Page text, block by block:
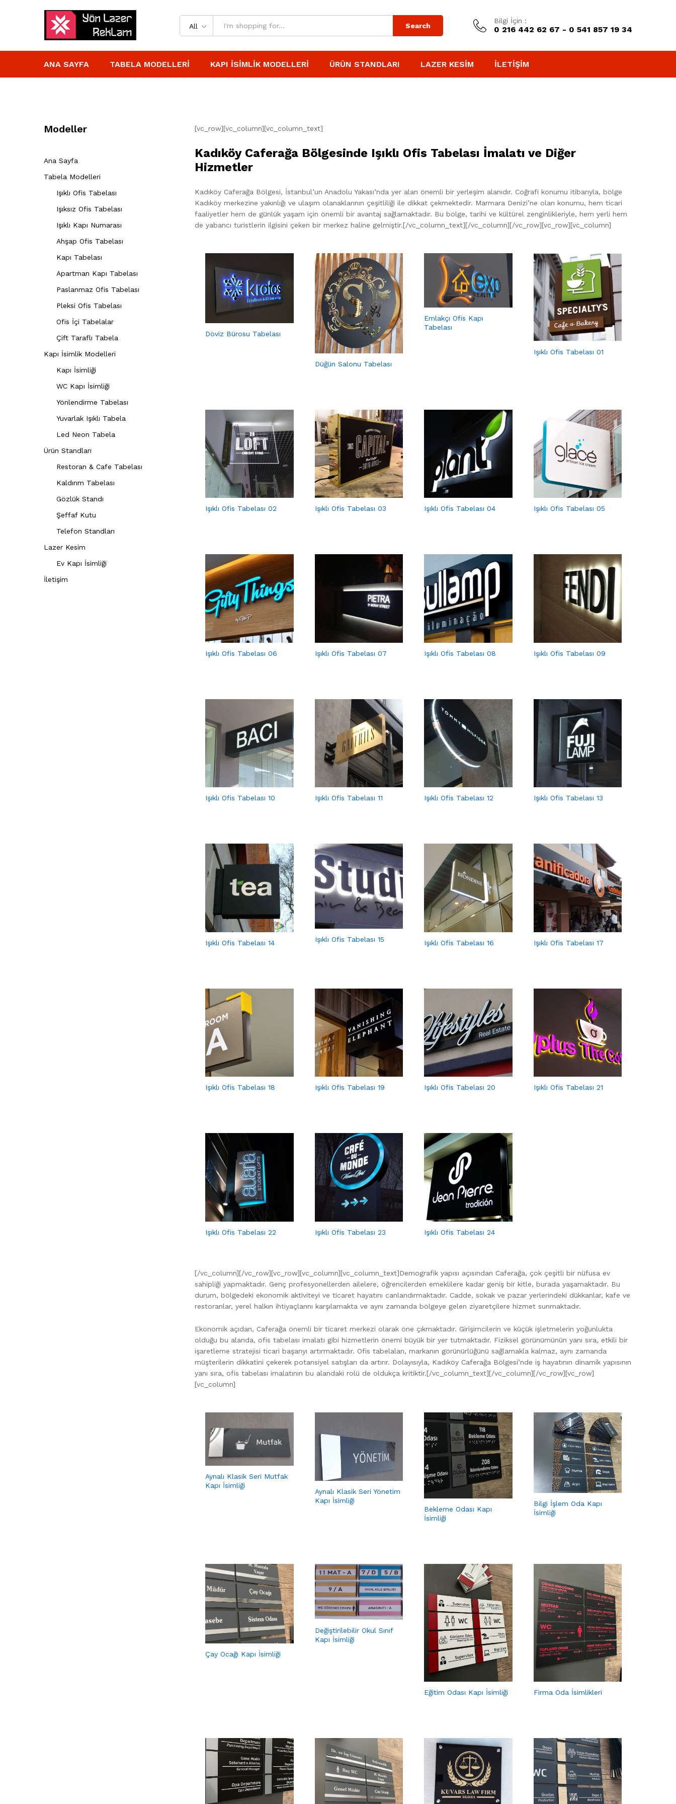
All Search
Bilgi İçin :
0 216 442 62 67 - 0 541 857 19 34
ANA SAYFA TABELA MODELLERI KAPI İSIMLIK MODELLERI ÜRÜN STANDLARI LAZER KESIM İLETIŞIM
[vc_row][vc_column][vc_column_text]
Kadıköy Caferağa Bölgesinde Işıklı Ofis Tabelası İmalatı ve Diğer
Hizmetler
Kadıköy Caferağa Bölgesi, İstanbul’un Anadolu Yakası’nda yer alan önemli bir yerleşim alanıdır. Coğrafi konumu itibarıyla, bölge
Kadıköy merkezine yakınlığı ve ulaşım olanaklarının çeşitliliği ile dikkat çekmektedir. Marmara Denizi’ne olan konumu, hem ticari
faaliyetler hem de günlük yaşam için önemli bir avantaj sağlamaktadır. Bu bölge, tarihi ve kültürel zenginlikleriyle, hem yerli hem
de yabancı turistlerin ilgisini çeken bir merkez haline gelmiştir.[/vc_column_text][/vc_column][/vc_row][vc_row][vc_column]
Döviz Bürosu Tabelası
Düğün Salonu Tabelası
Emlakçı Ofis Kapı
Tabelası
Işıklı Ofis Tabelası 01
Işıklı Ofis Tabelası 02 Işıklı Ofis Tabelası 03 Işıklı Ofis Tabelası 04 Işıklı Ofis Tabelası 05
Işıklı Ofis Tabelası 06 Işıklı Ofis Tabelası 07 Işıklı Ofis Tabelası 08 Işıklı Ofis Tabelası 09
Işıklı Ofis Tabelası 10 Işıklı Ofis Tabelası 11 Işıklı Ofis Tabelası 12 Işıklı Ofis Tabelası 13
Işıklı Ofis Tabelası 14 Işıklı Ofis Tabelası 15 Işıklı Ofis Tabelası 16 Işıklı Ofis Tabelası 17
Işıklı Ofis Tabelası 18 Işıklı Ofis Tabelası 19 Işıklı Ofis Tabelası 20 Işıklı Ofis Tabelası 21
Işıklı Ofis Tabelası 22 Işıklı Ofis Tabelası 23 Işıklı Ofis Tabelası 24
[/vc_column][/vc_row][vc_row][vc_column][vc_column_text]Demografik yapısı açısından Caferağa, çok çeşitli bir nüfusa ev
sahipliği yapmaktadır. Genç profesyonellerden ailelere, öğrencilerden emeklilere kadar geniş bir kitle, burada yaşamaktadır. Bu
durum, bölgedeki ekonomik aktiviteyi ve ticaret hayatını canlandırmaktadır. Cadde, sokak ve pazar yerlerindeki dükkanlar, kafe ve
restoranlar, yerel halkın ihtiyaçlarını karşılamakta ve aynı zamanda bölgeye gelen ziyaretçilere hizmet sunmaktadır.
Ekonomik açıdan, Caferağa önemli bir ticaret merkezi olarak öne çıkmaktadır. Girişimcilerin ve küçük işletmelerin yoğunlukta
olduğu bu alanda, ofis tabelası imalatı gibi hizmetlerin önemi büyük bir yer tutmaktadır. Fiziksel görünümünün yanı sıra, etkili bir
işaretleme stratejisi ticari başarıyı artırmaktadır. Ofis tabelaları, markanın görünürlüğünü sağlamakla kalmaz, aynı zamanda
müşterilerin dikkatini çekerek potansiyel satışları da artırır. Dolayısıyla, Kadıköy Caferağa Bölgesi’nde iş hayatının dinamik yapısının
yanı sıra, ofis tabelası imalatının bu alandaki rolü de oldukça kritiktir.[/vc_column_text][/vc_column][/vc_row][vc_row]
[vc_column]
Aynalı Klasik Seri Mutfak
Kapı İsimliği
Aynalı Klasik Seri Yönetim
Kapı İsimliği
Bekleme Odası Kapı
İsimliği
Bilgi İşlem Oda Kapı
İsimliği
Çay Ocağı Kapı İsimliği
Değiştirilebilir Okul Sınıf
Kapı İsimliği
Eğitim Odası Kapı İsimliği Firma Oda İsimlikleri
Modeller
Ana Sayfa
Tabela Modelleri
Işıklı Ofis Tabelası
Işıksız Ofis Tabelası
Işıklı Kapı Numarası
Ahşap Ofis Tabelası
Kapı Tabelası
Apartman Kapı Tabelası
Paslanmaz Ofis Tabelası
Pleksi Ofis Tabelası
Ofis İçi Tabelalar
Çift Taraflı Tabela
Kapı İsimlik Modelleri
Kapı İsimliği
WC Kapı İsimliği
Yönlendirme Tabelası
Yuvarlak Işıklı Tabela
Led Neon Tabela
Ürün Standları
Restoran & Cafe Tabelası
Kaldırım Tabelası
Gözlük Standı
Şeffaf Kutu
Telefon Standları
Lazer Kesim
Ev Kapı İsimliği
İletişim